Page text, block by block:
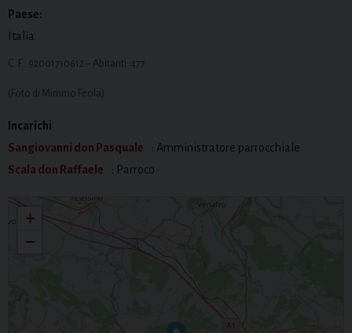
Paese:
Italia
C. F.: 92001710612 – Abitanti: 477
(Foto di Mimmo Feola)
Incarichi
Sangiovanni don Pasquale
: Amministratore parrocchiale
Scala don Raffaele
: Parroco
San Pietro Martire
+
−